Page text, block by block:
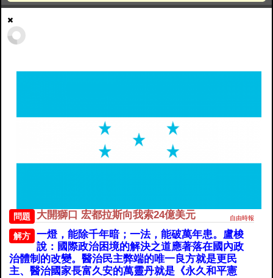
問題 大開獅口 宏都拉斯向我索24億美元 自由時報
解方
一燈，能除千年暗；一法，能破萬年患。盧梭
說：國際政治困境的解決之道應著落在國內政
治體制的改變。醫治民主弊端的唯一良方就是更民
主、醫治國家長富久安的萬靈丹就是《永久和平憲